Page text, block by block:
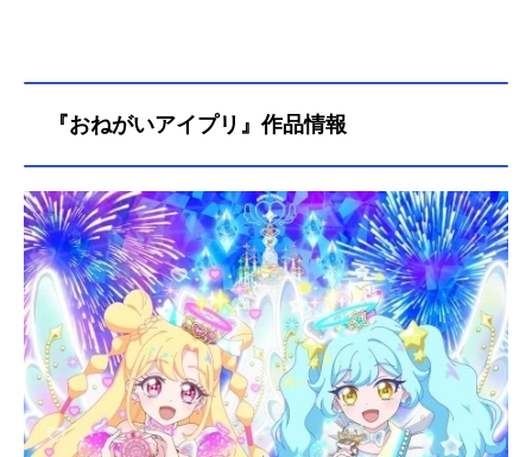
『おねがいアイプリ』作品情報